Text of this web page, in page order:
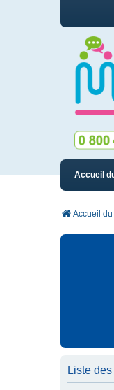
Accueil
Accueil
Liste